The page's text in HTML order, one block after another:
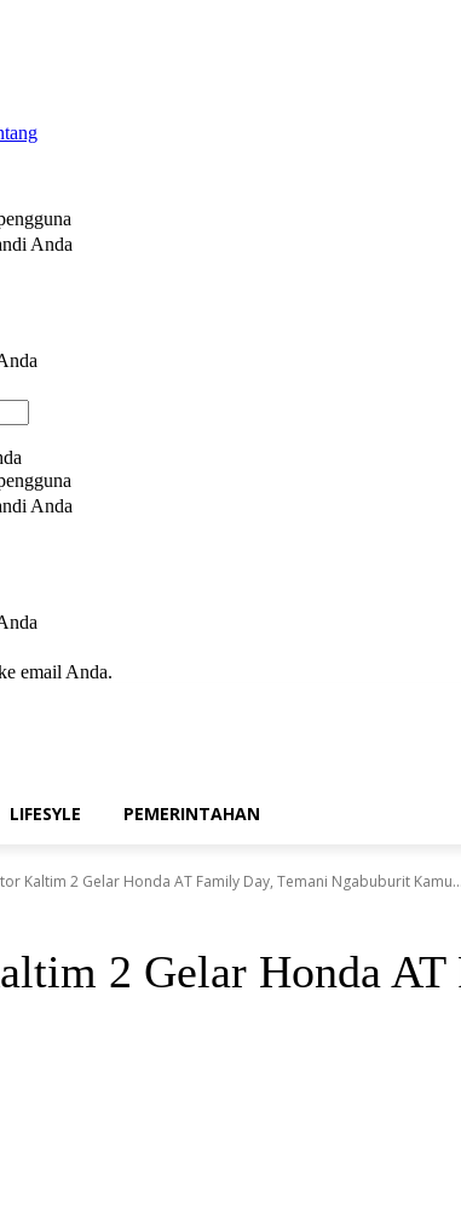
Anda
Anda
email Anda.
LIFESYLE PEMERINTAHAN
Kaltim 2 Gelar Honda AT Family Day, Temani Ngabuburit Kamu...
2 Gelar Honda